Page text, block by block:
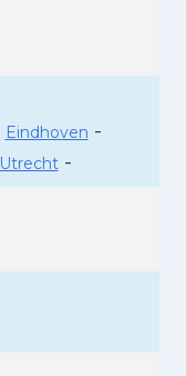
Eindhoven -
Utrecht-